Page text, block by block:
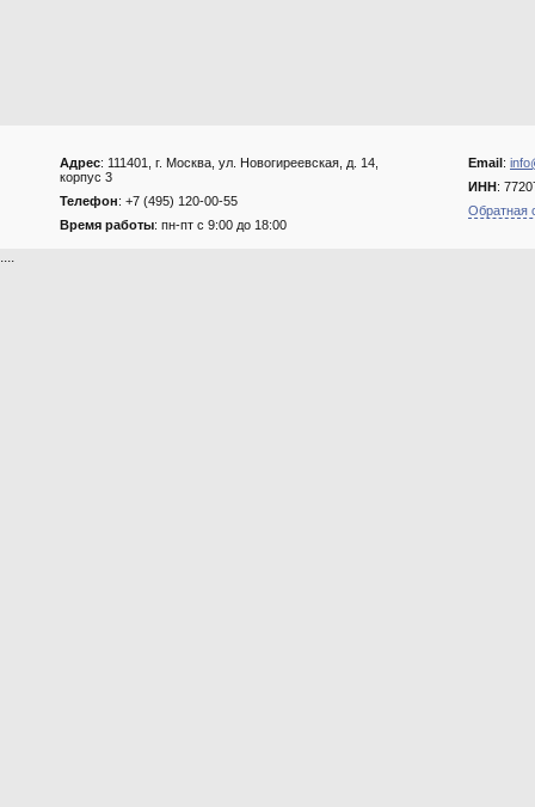
Адрес: 111401, г. Москва, ул. Новогиреевская, д. 14,
корпус 3
Телефон: +7 (495) 120-00-55
Время работы: пн-пт с 9:00 до 18:00
Email:
ИНН:
Обратная
....